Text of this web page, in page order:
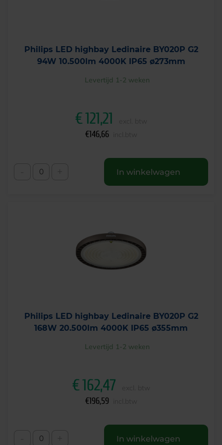
Philips LED highbay Ledinaire BY020P G2
94W 10.500lm 4000K IP65 ø273mm
Levertijd 1-2 weken
€121,21
€146,66
In winkelwagen
Philips LED highbay Ledinaire BY020P G2
168W 20.500lm 4000K IP65 ø355mm
Levertijd 1-2 weken
€162,47
€196,59
In winkelwagen